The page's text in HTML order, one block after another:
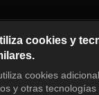
Iniciar sesión
cookies y
cookies
y otras